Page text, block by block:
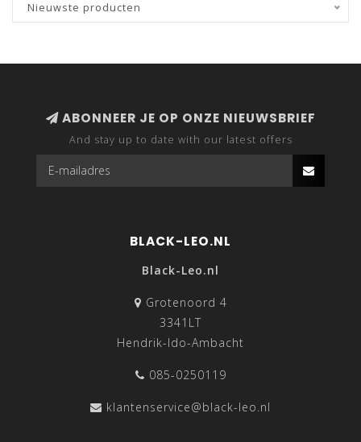
Nieuwste producten
ABONNEER JE OP ONZE NIEUWSBRIEF
And stay up to date with our latest offers
BLACK-LEO.NL
Black-Leo.nl
Grotenoord 4
3341LT
Hendrik-Ido-Ambacht
085-0250119
klantenservice@black-leo.nl